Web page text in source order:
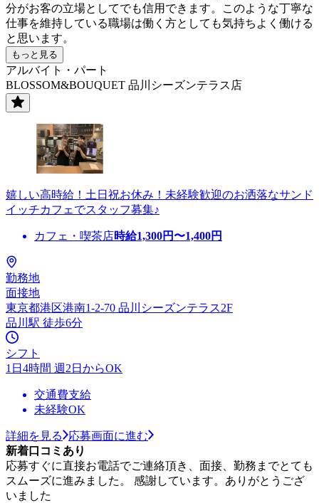
分がお客の立場としてでも信用できます。このような丁寧な
仕事を維持している職場は働く方としても気持ちよく働ける
と思います。
もっと見る
アルバイト・パート
BLOSSOM&BOUQUET 品川シーズンテラス店
嬉しい高時給！土日祝お休み！未経験歓迎のお洒落なサンド
イッチカフェでスタッフ募集♪
カフェ・喫茶店時給1,300円〜1,400円
勤務地
面接地
東京都港区港南1-2-70 品川シーズンテラス2F
品川駅 徒歩6分
シフト
1日4時間 週2日からOK
交通費支給
未経験OK
詳細を見る
応募画面に進む
新着口コミあり
応募すぐに直接お電話でご連絡頂き、面接、勤務までとても
スムーズに進みました。 感謝しています。ありがとうござ
いました